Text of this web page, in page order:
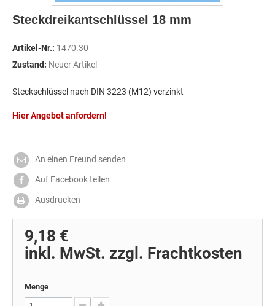
Steckdreikantschlüssel 18 mm
Artikel-Nr.: 1470.30
Zustand: Neuer Artikel
Steckschlüssel nach DIN 3223 (M12) verzinkt
Hier Angebot anfordern!
An einen Freund senden
Auf Facebook teilen
Ausdrucken
9,18 €
inkl. MwSt. zzgl. Frachtkosten
Menge